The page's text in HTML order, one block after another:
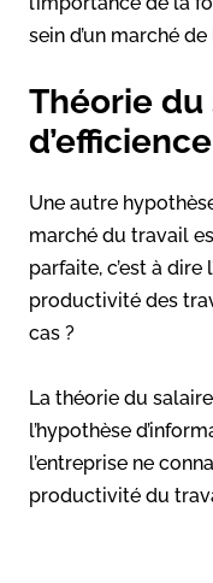
sein d’un marché
Théorie du
d’efficience
Une autre
marché du travail
parfaite, c’est à dire
productivité des
cas ?
La théorie du
l’hypothèse
l’entreprise ne
productivité du